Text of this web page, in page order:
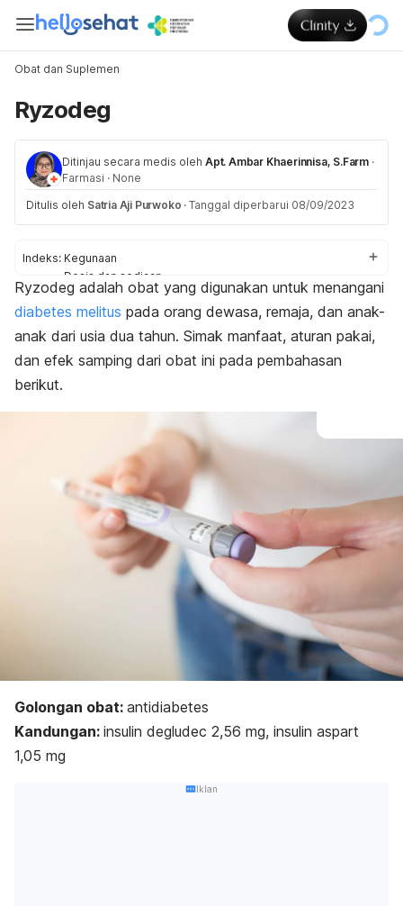
Obat dan Suplemen
Ryzodeg
Ditinjau secara medis oleh Apt. Ambar Khaerinnisa, S.Farm ·
Farmasi · None
Ditulis oleh Satria Aji Purwoko · Tanggal diperbarui 08/09/2023
Indeks: Kegunaan
Dosis dan sediaan
Efek samping
Efek pada ibu hamil dan menyusui
Interaksi obat
Ryzodeg adalah obat yang digunakan untuk menangani
diabetes melitus pada orang dewasa, remaja, dan anak-
anak dari usia dua tahun. Simak manfaat, aturan pakai,
dan efek samping dari obat ini pada pembahasan
berikut.
Golongan obat: antidiabetes
Kandungan: insulin degludec 2,56 mg, insulin aspart
1,05 mg
Iklan